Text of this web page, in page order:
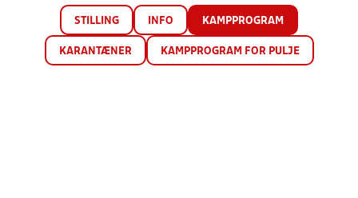
STILLING INFO KAMPPROGRAM
KARANTÆNER KAMPPROGRAM FOR PULJE